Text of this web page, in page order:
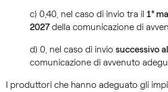
c) 0,40, nel caso di invio tra il 1°
2027della comunicazione di
d) 0, nel caso di invio successivo
comunicazione di avvenuto
I produttori che hanno adeguato gli